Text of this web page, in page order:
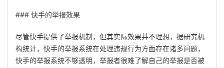
### 快手的举报效果
尽管快手提供了举报机制，但其实际效果并不理想，据研究机
构统计，快手的举报系统在处理违规行为方面存在诸多问题，
快手的举报系统不够透明，举报者很难了解自己的举报是否被